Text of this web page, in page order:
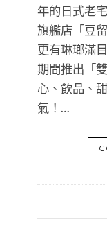
年的日式老
旗艦店「豆
更有琳瑯滿
期間推出「
心、飲品、
氣！…